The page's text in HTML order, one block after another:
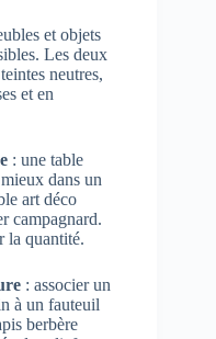
et objets
Les deux
neutres,
et en
: une table
dans un
art déco
campagnard.
la quantité.
: associer un
à un fauteuil
berbère